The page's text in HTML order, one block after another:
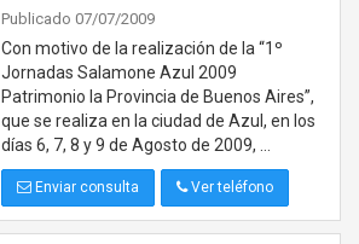
Publicado 07/07/2009
Con motivo de la realización de la “1º
Jornadas Salamone Azul 2009
Patrimonio la Provincia de Buenos Aires”,
que se realiza en la ciudad de Azul, en los
días 6, 7, 8 y 9 de Agosto de 2009, …
Enviar consulta Ver teléfono